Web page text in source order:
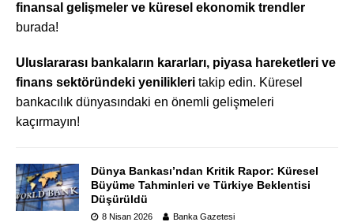
finansal gelişmeler ve küresel ekonomik trendler
burada!
Uluslararası bankaların kararları, piyasa hareketleri ve
finans sektöründeki yenilikleri takip edin. Küresel
bankacılık dünyasındaki en önemli gelişmeleri
kaçırmayın!
Dünya Bankası’ndan Kritik Rapor: Küresel
Büyüme Tahminleri ve Türkiye Beklentisi
Düşürüldü
8 Nisan 2026 Banka Gazetesi